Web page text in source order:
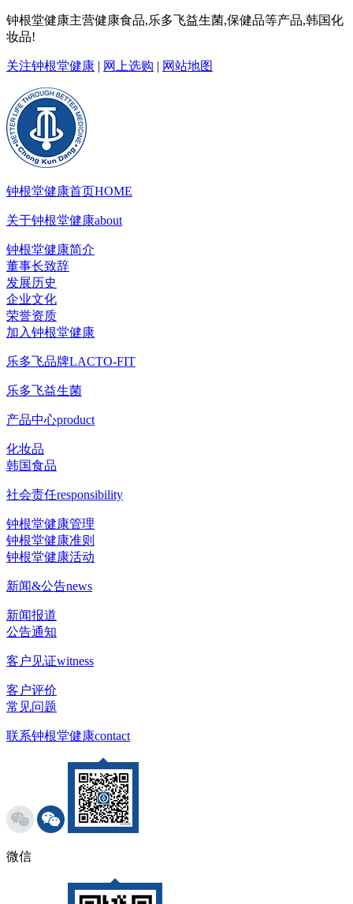
钟根堂健康主营健康食品,乐多飞益生菌,保健品等产品,韩国化
妆品!
关注钟根堂健康 | 网上选购 | 网站地图
钟根堂健康首页HOME
关于钟根堂健康about
钟根堂健康简介
董事长致辞
发展历史
企业文化
荣誉资质
加入钟根堂健康
乐多飞品牌LACTO-FIT
乐多飞益生菌
产品中心product
化妆品
韩国食品
社会责任responsibility
钟根堂健康管理
钟根堂健康准则
钟根堂健康活动
新闻&公告news
新闻报道
公告通知
客户见证witness
客户评价
常见问题
联系钟根堂健康contact
微信